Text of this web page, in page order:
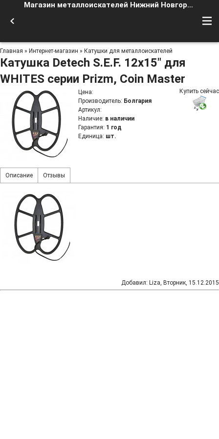
Магазин металлоискателей Нижний Новгород
Главная » Интернет-магазин » Катушки для металлоискателей
Катушка Detech S.E.F. 12x15" для
WHITES серии Prizm, Coin Master
Цена:
Производитель: Болгария
Артикул:
Наличие: в наличии
Гарантия: 1 год
Единица: шт.
Купить сейчас
Описание Отзывы
Добавил: Liza, Вторник, 15.12.2015